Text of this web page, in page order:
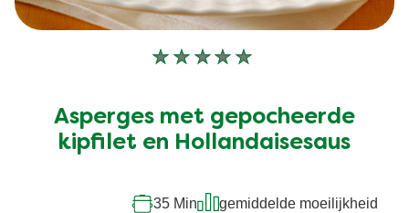
Geen
voor
deze
Asperges met gepocheerde
kipfilet en Hollandaisesaus
35 Min
gemiddelde moeilijkheid